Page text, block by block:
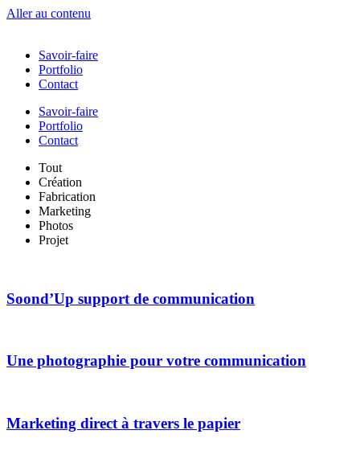
Aller au contenu
Savoir-faire
Portfolio
Contact
Savoir-faire
Portfolio
Contact
Tout
Création
Fabrication
Marketing
Photos
Projet
Soond’Up support de communication
Une photographie pour votre communication
Marketing direct à travers le papier